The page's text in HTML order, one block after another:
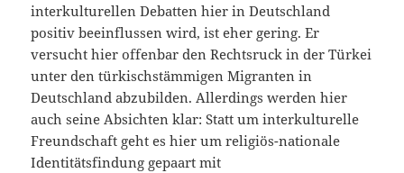
interkulturellen Debatten hier in Deutschland
positiv beeinflussen wird, ist eher gering. Er
versucht hier offenbar den Rechtsruck in der Türkei
unter den türkischstämmigen Migranten in
Deutschland abzubilden. Allerdings werden hier
auch seine Absichten klar: Statt um interkulturelle
Freundschaft geht es hier um religiös-nationale
Identitätsfindung gepaart mit